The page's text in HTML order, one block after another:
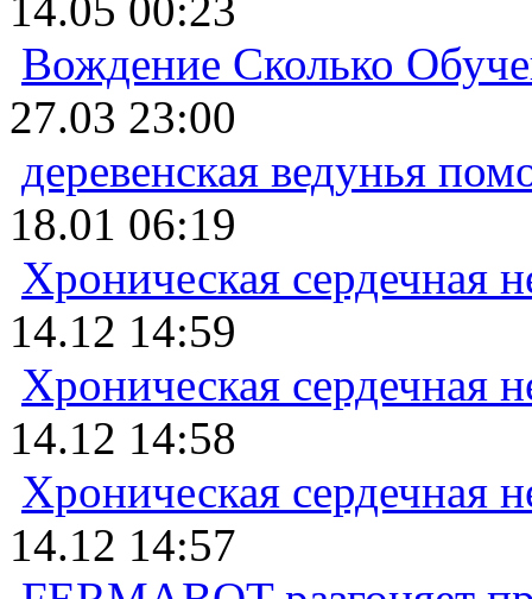
Вождение Сколько
27.03 23:00
деревенская ведунья
18.01 06:19
Хроническая сердечная
14.12 14:59
Хроническая сердечная
14.12 14:58
Хроническая сердечная
14.12 14:57